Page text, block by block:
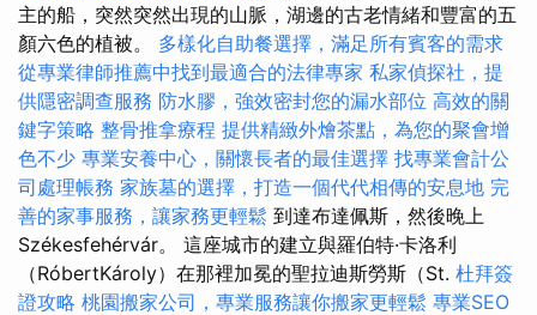
主的船，突然突然出現的山脈，湖邊的古老情緒和豐富的五
顏六色的植被。 多樣化自助餐選擇，滿足所有賓客的需求
從專業律師推薦中找到最適合的法律專家 私家偵探社，提
供隱密調查服務 防水膠，強效密封您的漏水部位 高效的關
鍵字策略 整骨推拿療程 提供精緻外燴茶點，為您的聚會增
色不少 專業安養中心，關懷長者的最佳選擇 找專業會計公
司處理帳務 家族墓的選擇，打造一個代代相傳的安息地 完
善的家事服務，讓家務更輕鬆 到達布達佩斯，然後晚上
Székesfehérvár。 這座城市的建立與羅伯特·卡洛利
（RóbertKároly）在那裡加冕的聖拉迪斯勞斯（St. 杜拜簽
證攻略 桃園搬家公司，專業服務讓你搬家更輕鬆 專業SEO